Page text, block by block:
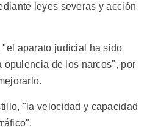
leyes severas y acción
aparato judicial ha sido
opulencia de los narcos", por
"la velocidad y capacidad